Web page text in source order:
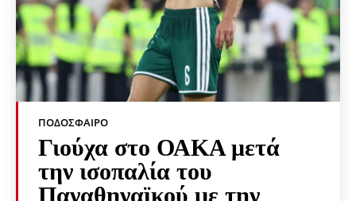
ΠΟΔΌΣΦΑΙΡΟ
Γιούχα στο ΟΑΚΑ μετά
την ισοπαλία του
Παναθηναϊκού με την